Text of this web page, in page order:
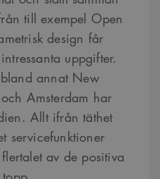
till exempel Open
design får
uppgifter.
annat New
Amsterdam har
Allt ifrån täthet
servicefunktioner
av de positiva